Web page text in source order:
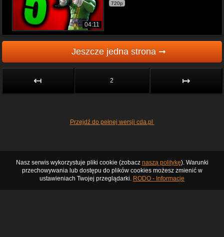
04:11
720p
Jeszcze jedna strona ➞
↤ 2 ↦
Przejdź do pełnej wersji cda.pl
Nasz serwis wykorzystuje pliki cookie (zobacz naszą politykę). Warunki
przechowywania lub dostępu do plików cookies możesz zmienić w
ustawieniach Twojej przeglądarki. RODO - Informacje